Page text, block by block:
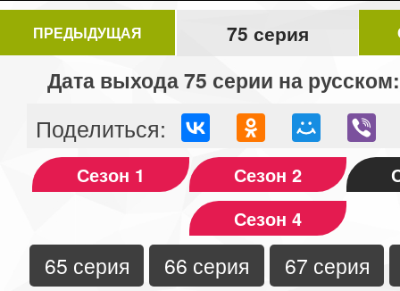
ПРЕДЫДУЩАЯ 75 серия
Дата выхода 75 серии на
Поделиться:
Сезон 1 Сезон 2
Сезон 4
65 серия 66 серия
67 серия